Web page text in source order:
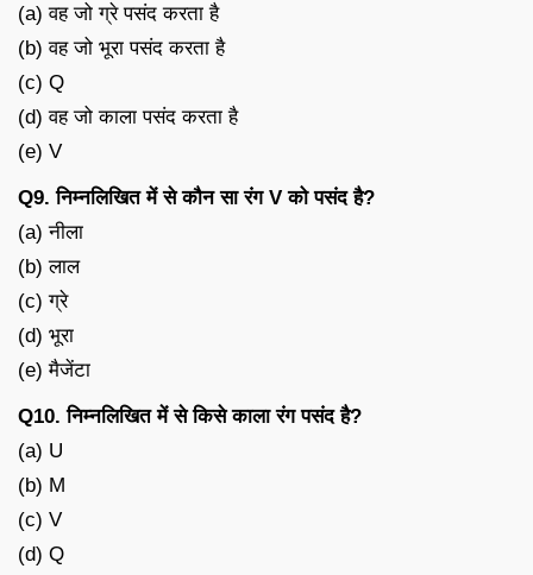
(a) वह जो ग्रे पसंद करता है
(b) वह जो भूरा पसंद करता है
(c) Q
(d) वह जो काला पसंद करता है
(e) V
Q9. निम्नलिखित में से कौन सा रंग V को पसंद है?
(a) नीला
(b) लाल
(c) ग्रे
(d) भूरा
(e) मैजेंटा
Q10. निम्नलिखित में से किसे काला रंग पसंद है?
(a) U
(b) M
(c) V
(d) Q